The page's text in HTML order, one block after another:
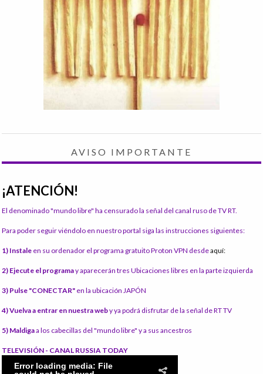
AVISO IMPORTANTE
¡ATENCIÓN!
El denominado "mundo libre" ha censurado la señal del canal ruso de TV RT.
Para poder seguir viéndolo en nuestro portal siga las instrucciones siguientes:
1) Instale en su ordenador el programa gratuito Proton VPN desdeaquí:
2) Ejecute el programay aparecerán tres Ubicaciones libres en la parte izquierda
3) Pulse "CONECTAR" en la ubicación JAPÓN
4) Vuelva a entrar en nuestra weby ya podrá disfrutar de la señal de RT TV
5) Maldigaa los cabecillas del "mundo libre" y a sus ancestros
TELEVISIÓN - CANAL RUSSIA TODAY